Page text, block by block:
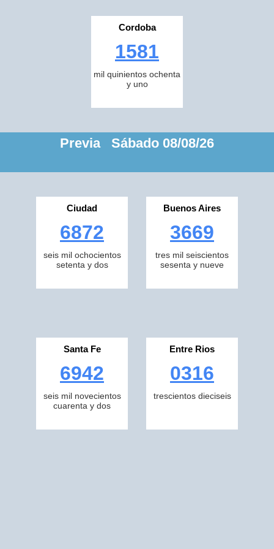
Cordoba
1581
mil quinientos ochenta
y uno
Previa Sábado 08/08/26
Ciudad
6872
seis mil ochocientos
setenta y dos
Buenos Aires
3669
tres mil seiscientos
sesenta y nueve
Santa Fe
6942
seis mil novecientos
cuarenta y dos
Entre Rios
0316
trescientos dieciseis